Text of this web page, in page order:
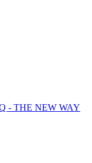
- THE NEW WAY